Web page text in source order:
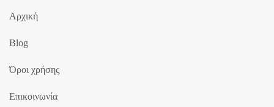
Αρχική
Blog
Όροι χρήσης
Επικοινωνία